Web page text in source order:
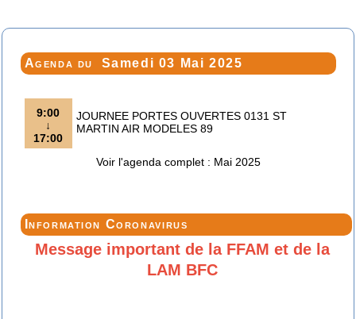
Agenda du Samedi 03 Mai 2025
9:00
↓
17:00
JOURNEE PORTES OUVERTES 0131 ST
MARTIN AIR MODELES 89
Voir l'agenda complet : Mai 2025
Information Coronavirus
Message important de la FFAM et de la
LAM BFC